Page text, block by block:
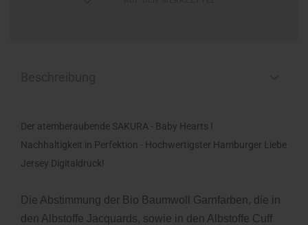
Der atemberaubende SAKURA - Baby Hearts !
Nachhaltigkeit in Perfektion - Hochwertigster Hamburger Liebe
Jersey Digitaldruck!
Die Abstimmung der Bio Baumwoll Garnfarben, die in
den Albstoffe Jacquards, sowie in den Albstoffe Cuff